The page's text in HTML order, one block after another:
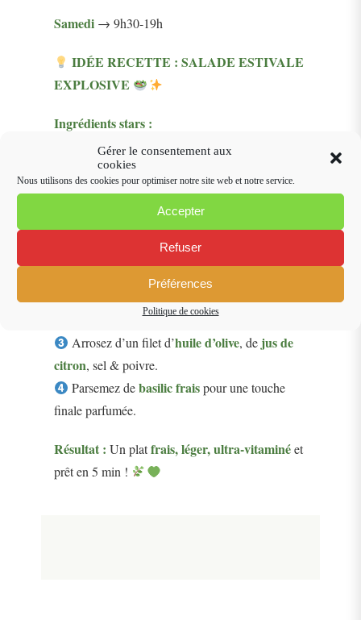
Gérer le consentement aux
cookies
Nous utilisons des cookies pour optimiser notre site web et notre service.
Accepter
Refuser
Préférences
Politique de cookies
Samedi → 9h30-19h
IDÉE RECETTE : SALADE ESTIVALE
EXPLOSIVE
Ingrédients stars :
Tomatesjuteuses
Poivronscroquants
Avocatonctueux
Préparation express :
tomates et poivrons
Arrosez d’un filet d’huile d’olive, de jus de
citron, sel & poivre.
Parsemez debasilic fraispour une touche
finale parfumée.
Résultat : Un platfrais, léger, ultra-vitaminéet
prêt en 5 min !